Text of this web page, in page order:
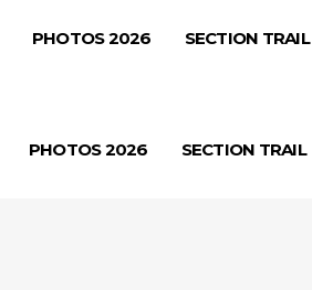
PHOTOS 2026 SECTION TRAIL
PHOTOS 2026 SECTION TRAIL